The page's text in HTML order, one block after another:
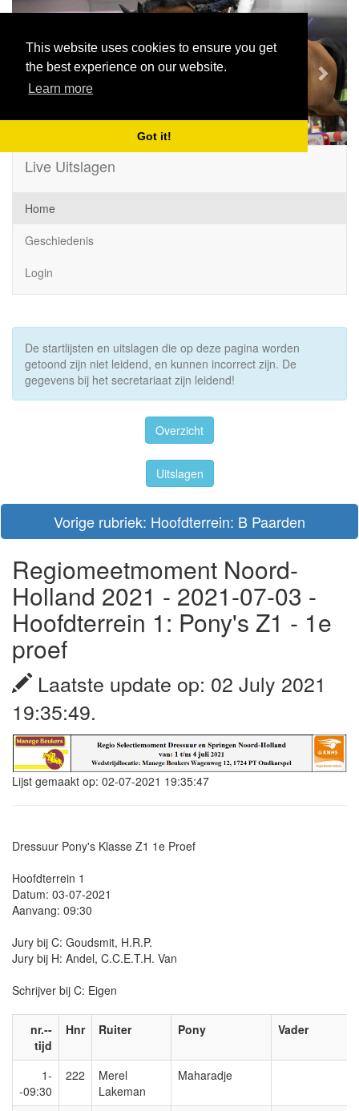
This website uses cookies to ensure you get
the best experience on our website.
Learn more
Got it!
Previous Next
Live Uitslagen
Home
Geschiedenis
Login
De startlijsten en uitslagen die op deze pagina worden
getoond zijn niet leidend, en kunnen incorrect zijn. De
gegevens bij het secretariaat zijn leidend!
Overzicht
Uitslagen
Vorige rubriek: Hoofdterrein: B Paarden
Regiomeetmoment Noord-
Holland 2021 - 2021-07-03 -
Hoofdterrein 1: Pony's Z1 - 1e
proef
Laatste update op: 02 July 2021
19:35:49.
Lijst gemaakt op: 02-07-2021 19:35:47
Dressuur Pony's Klasse Z1 1e Proef
Hoofdterrein 1
Datum: 03-07-2021
Aanvang: 09:30
Jury bij C: Goudsmit, H.R.P.
Jury bij H: Andel, C.C.E.T.H. Van
Schrijver bij C: Eigen
nr.--
tijd
Hnr Ruiter Pony Vader
1-
-09:30
222
Merel
Lakeman
Maharadje